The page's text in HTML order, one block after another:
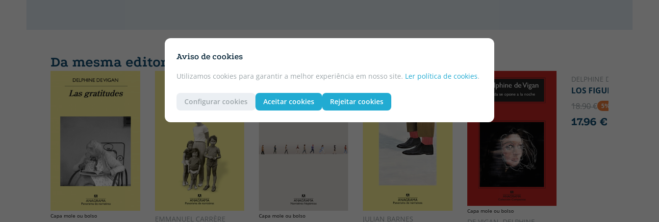
Aviso de cookies
Utilizamos cookies para garantir a melhor experiência em nosso site. Ler política de cookies.
Configurar cookies Aceitar cookies Rejeitar cookies
Da mesma editora
Capa mole ou bolso EMMANUEL CARRÈRE Capa mole ou bolso JULIAN BARNES
Capa mole ou bolso
DELPHINE DE VIGAN
LOS FIGURANTES
18.90 € 5% DTO
17.96 €